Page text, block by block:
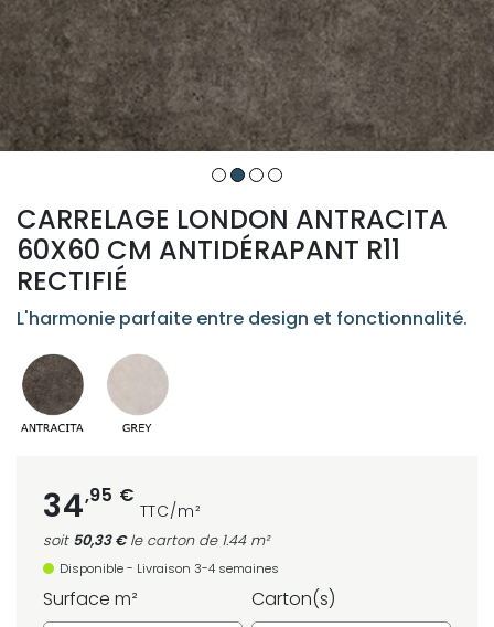
CARRELAGE LONDON ANTRACITA
60X60 CM ANTIDÉRAPANT R11
RECTIFIÉ
L'harmonie parfaite entre design et fonctionnalité.
34,95 €
TTC/m²
soit 50,33 €le carton de 1.44 m²
Disponible - Livraison 3-4 semaines
Surface m²
Carton(s)